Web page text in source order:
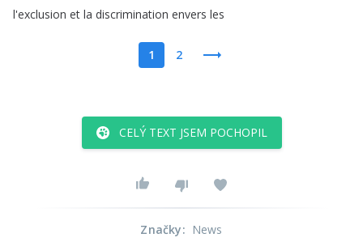
l'exclusion et la discrimination envers les
1 2
CELÝ TEXT JSEM POCHOPIL
Značky: News